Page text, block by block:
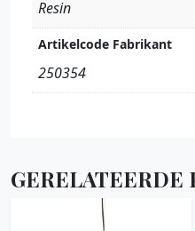
Resin
Artikelcode Fabrikant
250354
GERELATEERDE